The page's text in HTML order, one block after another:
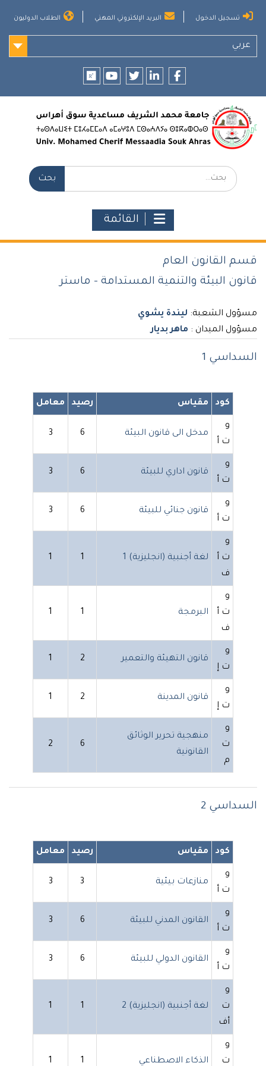
تسجيل الدخول البريد الإلكتروني المهني الطلاب الدوليون
عربي
بحث:
القائمة
قسم القانون العام
قانون البيئة والتنمية المستدامة - ماستر
مسؤول الشعبة: ليندة يشوي
مسؤول الميدان : ماهر بديار
السداسي 1
كود مقياس رصيد معامل
و
ت أ
مدخل الى قانون البيئة 6
3
و
ت أ
قانون اداري للبيئة 6
3
و
ت أ
قانون جنائي للبيئة 6
3
و
ت أ
ف
لغة أجنبية (انجليزية) 1 1
1
و
ت أ
ف
البرمجة 1
1
و
ت إ
قانون التهيئة والتعمير 2
1
و
ت إ
قانون المدينة 2
1
و
ت
م
منهجية تحرير الوثائق
القانونية
6
2
السداسي 2
كود مقياس رصيد معامل
و
ت أ
منازعات بيئية 3
3
و
ت أ
القانون المدني للبيئة 6
3
و
ت أ
القانون الدولي للبيئة 6
3
و
ت
أف
لغة أجنبية (انجليزية) 2 1
1
و
ت
الذكاء الاصطناعي 1
1